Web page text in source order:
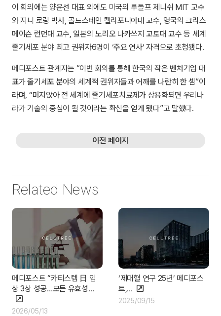
이 회의에는 양윤선 대표 외에도 미국의 루돌프 제니쉬 MIT 교수
와 지니 로링 박사, 골드스테인 캘리포니아대 교수, 영국의 크리스
메이슨 런던대 교수, 일본의 노리오 나카쓰지 교토대 교수 등 세계
줄기세포 분야 최고 권위자6명이 ‘주요 연사’ 자격으로 초청됐다.
메디포스트 관계자는 “이번 회의를 통해 한국의 작은 벤처기업 대
표가 줄기세포 분야의 세계적 권위자들과 어깨를 나란히 한 셈”이
라며, “머지않아 전 세계에 줄기세포치료제가 상용화되면 우리나
라가 기술의 중심이 될 것이라는 확신을 얻게 됐다”고 말했다.
이전 페이지
Related News
메디포스트 “카티스템 日 임
상 3상 성공…모든 유효성…
2026/05/13
‘제대혈 연구 25년’ 메디포스
트,…
2025/09/15